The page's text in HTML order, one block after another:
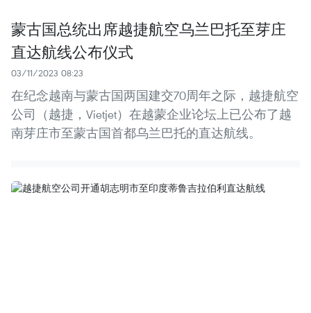
蒙古国总统出席越捷航空乌兰巴托至芽庄
直达航线公布仪式
03/11/2023 08:23
在纪念越南与蒙古国两国建交70周年之际，越捷航空
公司（越捷，Vietjet）在越蒙企业论坛上已公布了越
南芽庄市至蒙古国首都乌兰巴托的直达航线。